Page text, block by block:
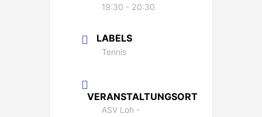
19:30 - 20:30
LABELS
Tennis
VERANSTALTUNGSORT
ASV Loh -